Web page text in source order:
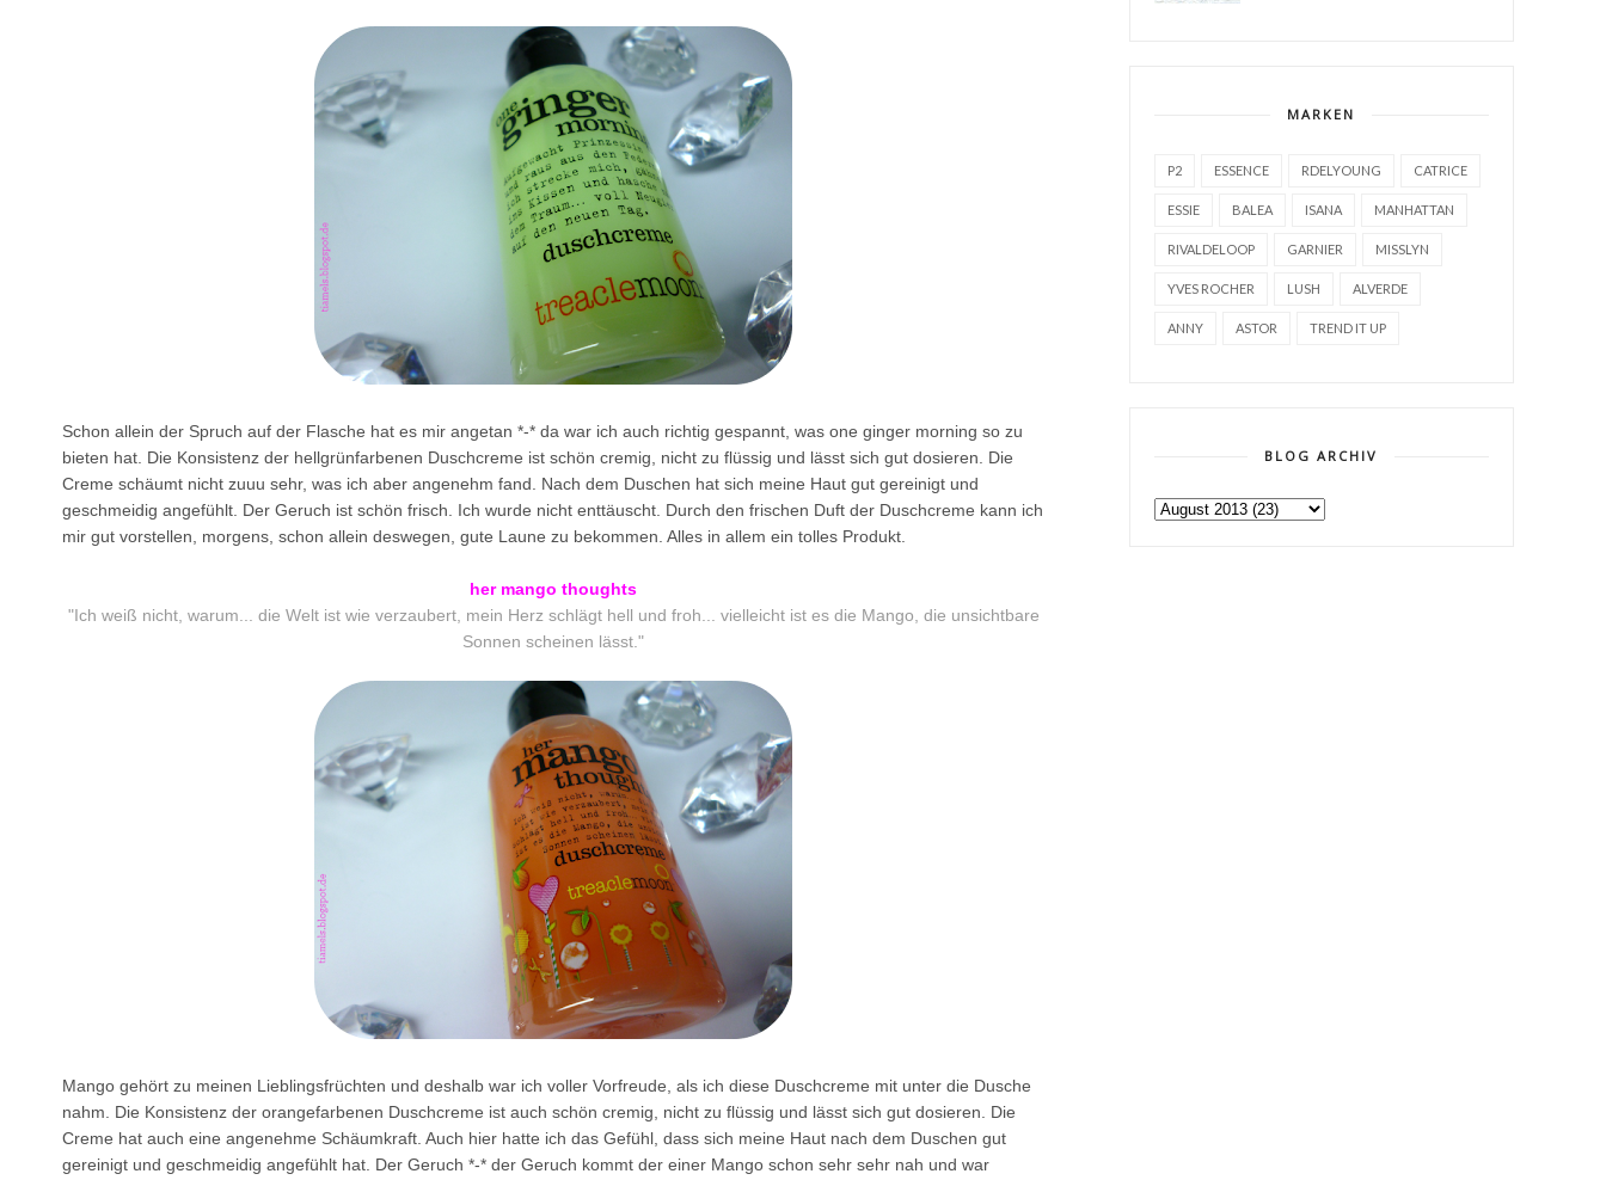
Schon allein der Spruch auf der Flasche hat es mir angetan *-* da war ich auch richtig gespannt, was one ginger morning so zu
bieten hat. Die Konsistenz der hellgrünfarbenen Duschcreme ist schön cremig, nicht zu flüssig und lässt sich gut dosieren. Die
Creme schäumt nicht zuuu sehr, was ich aber angenehm fand. Nach dem Duschen hat sich meine Haut gut gereinigt und
geschmeidig angefühlt. Der Geruch ist schön frisch. Ich wurde nicht enttäuscht. Durch den frischen Duft der Duschcreme kann ich
mir gut vorstellen, morgens, schon allein deswegen, gute Laune zu bekommen. Alles in allem ein tolles Produkt.
her mango thoughts
"Ich weiß nicht, warum... die Welt ist wie verzaubert, mein Herz schlägt hell und froh... vielleicht ist es die Mango, die unsichtbare
Sonnen scheinen lässt."
Mango gehört zu meinen Lieblingsfrüchten und deshalb war ich voller Vorfreude, als ich diese Duschcreme mit unter die Dusche
nahm. Die Konsistenz der orangefarbenen Duschcreme ist auch schön cremig, nicht zu flüssig und lässt sich gut dosieren. Die
Creme hat auch eine angenehme Schäumkraft. Auch hier hatte ich das Gefühl, dass sich meine Haut nach dem Duschen gut
gereinigt und geschmeidig angefühlt hat. Der Geruch *-* der Geruch kommt der einer Mango schon sehr sehr nah und war
MARKEN
P2 ESSENCE RDELYOUNG CATRICE
ESSIE BALEA ISANA MANHATTAN
RIVALDELOOP GARNIER MISSLYN
YVES ROCHER LUSH ALVERDE
ANNY ASTOR TREND IT UP
BLOG ARCHIV